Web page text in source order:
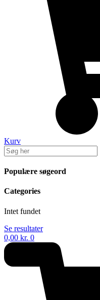
Kurv
Populære søgeord
Categories
Intet fundet
Se resultater
0,00 kr. 0